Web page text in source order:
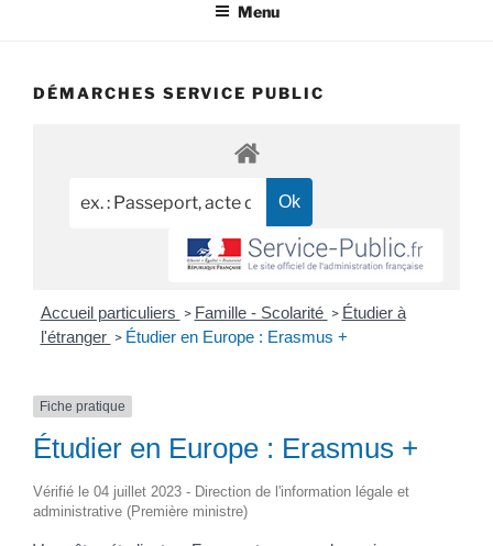
Menu
DÉMARCHES SERVICE PUBLIC
Accueil particuliers > Famille - Scolarité > Étudier à
l'étranger > Étudier en Europe : Erasmus +
Fiche pratique
Étudier en Europe : Erasmus +
Vérifié le 04 juillet 2023 - Direction de l'information légale et
administrative (Première ministre)